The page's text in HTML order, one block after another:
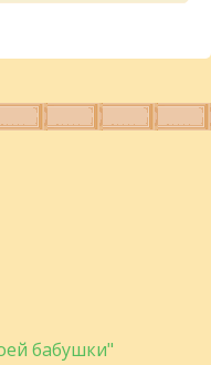
бабушки"